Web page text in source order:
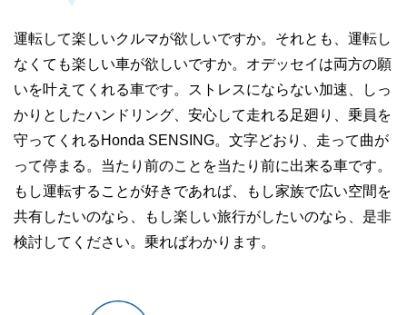
運転して楽しいクルマが欲しいですか。それとも、運転し
なくても楽しい車が欲しいですか。オデッセイは両方の願
いを叶えてくれる車です。ストレスにならない加速、しっ
かりとしたハンドリング、安心して走れる足廻り、乗員を
守ってくれるHonda SENSING。文字どおり、走って曲が
って停まる。当たり前のことを当たり前に出来る車です。
もし運転することが好きであれば、もし家族で広い空間を
共有したいのなら、もし楽しい旅行がしたいのなら、是非
検討してください。乗ればわかります。